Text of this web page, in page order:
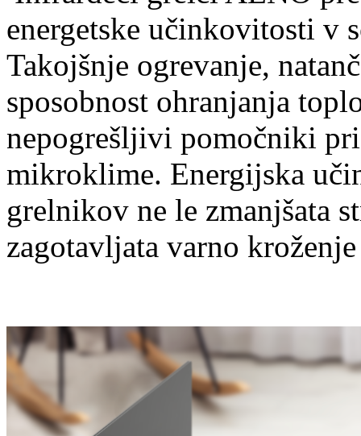
energetske učinkovitosti v
Takojšnje ogrevanje,
sposobnost ohranjanja
nepogrešljivi pomočniki
mikroklime. Energijska
grelnikov ne le zmanjšata
zagotavljata varno